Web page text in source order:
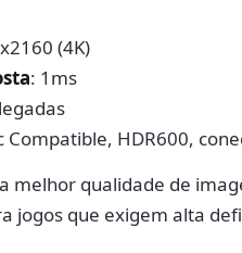
(4K)
: 1ms
Compatible, HDR600,
melhor qualidade de
jogos que exigem alta